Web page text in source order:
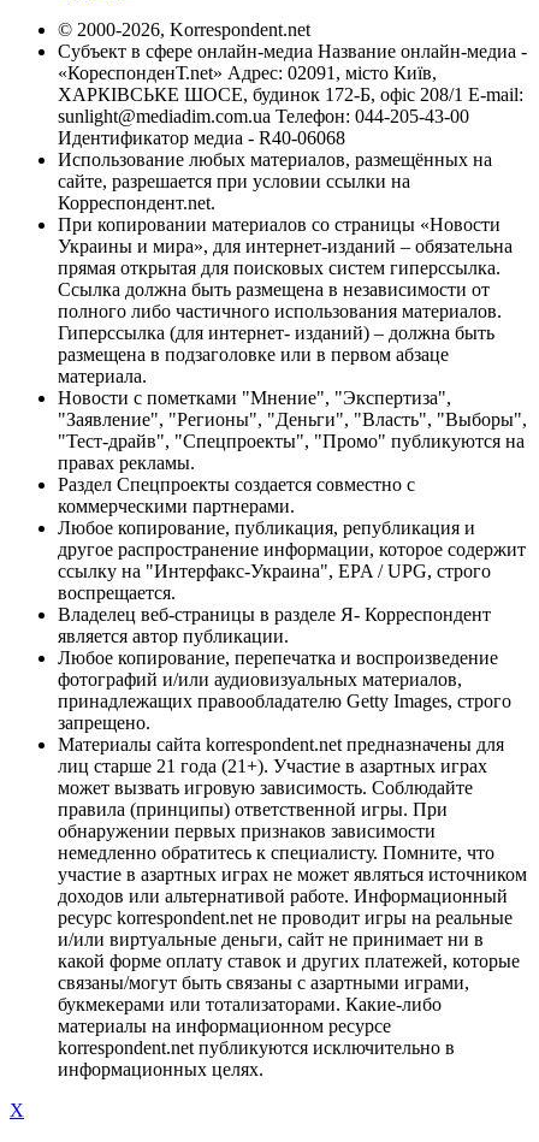
© 2000-2026, Korrespondent.net
Субъект в сфере онлайн-медиа Название онлайн-медиа -
«КореспонденТ.net» Адрес: 02091, місто Київ,
ХАРКІВСЬКЕ ШОСЕ, будинок 172-Б, офіс 208/1 E-mail:
sunlight@mediadim.com.ua Телефон: 044-205-43-00
Идентификатор медиа - R40-06068
Использование любых материалов, размещённых на
сайте, разрешается при условии ссылки на
Корреспондент.net.
При копировании материалов со страницы «Новости
Украины и мира», для интернет-изданий – обязательна
прямая открытая для поисковых систем гиперссылка.
Ссылка должна быть размещена в независимости от
полного либо частичного использования материалов.
Гиперссылка (для интернет- изданий) – должна быть
размещена в подзаголовке или в первом абзаце
материала.
Новости с пометками "Мнение", "Экспертиза",
"Заявление", "Регионы", "Деньги", "Власть", "Выборы",
"Тест-драйв", "Спецпроекты", "Промо" публикуются на
правах рекламы.
Раздел Спецпроекты создается совместно с
коммерческими партнерами.
Любое копирование, публикация, републикация и
другое распространение информации, которое содержит
ссылку на "Интерфакс-Украина", EPA / UPG, строго
воспрещается.
Владелец веб-страницы в разделе Я- Корреспондент
является автор публикации.
Любое копирование, перепечатка и воспроизведение
фотографий и/или аудиовизуальных материалов,
принадлежащих правообладателю Getty Images, строго
запрещено.
Материалы сайта korrespondent.net предназначены для
лиц старше 21 года (21+). Участие в азартных играх
может вызвать игровую зависимость. Соблюдайте
правила (принципы) ответственной игры. При
обнаружении первых признаков зависимости
немедленно обратитесь к специалисту. Помните, что
участие в азартных играх не может являться источником
доходов или альтернативой работе. Информационный
ресурс korrespondent.net не проводит игры на реальные
и/или виртуальные деньги, сайт не принимает ни в
какой форме оплату ставок и других платежей, которые
связаны/могут быть связаны с азартными играми,
букмекерами или тотализаторами. Какие-либо
материалы на информационном ресурсе
korrespondent.net публикуются исключительно в
информационных целях.
X